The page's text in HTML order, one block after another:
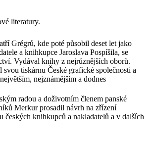
literatury.
Grégrů, kde poté působil deset let jako
a knihkupce Jaroslava Pospíšila, se
Vydával knihy z nejrůznějších oborů.
tiskárnu České grafické společnosti a
nejznámějším a dodnes
radou a doživotním členem panské
Merkur prosadil návrh na zřízení
českých knihkupců a nakladatelů a v dalších